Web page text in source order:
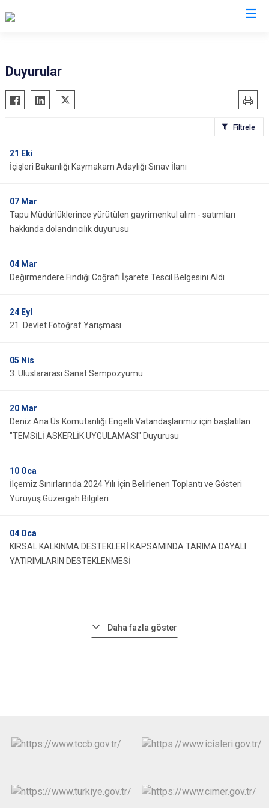
Gebze
Gölcük
Karamürsel
Körfez
İzmit
Duyurular
Filtrele
21 Eki
İçişleri Bakanlığı Kaymakam Adaylığı Sınav İlanı
07 Mar
Tapu Müdürlüklerince yürütülen gayrimenkul alım - satımları
hakkında dolandırıcılık duyurusu
04 Mar
Değirmendere Fındığı Coğrafi İşarete Tescil Belgesini Aldı
24 Eyl
21. Devlet Fotoğraf Yarışması
05 Nis
3. Uluslararası Sanat Sempozyumu
20 Mar
Deniz Ana Üs Komutanlığı Engelli Vatandaşlarımız için başlatılan
"TEMSİLİ ASKERLİK UYGULAMASI" Duyurusu
10 Oca
İlçemiz Sınırlarında 2024 Yılı İçin Belirlenen Toplantı ve Gösteri
Yürüyüş Güzergah Bilgileri
04 Oca
KIRSAL KALKINMA DESTEKLERİ KAPSAMINDA TARIMA DAYALI
YATIRIMLARIN DESTEKLENMESİ
Daha fazla göster